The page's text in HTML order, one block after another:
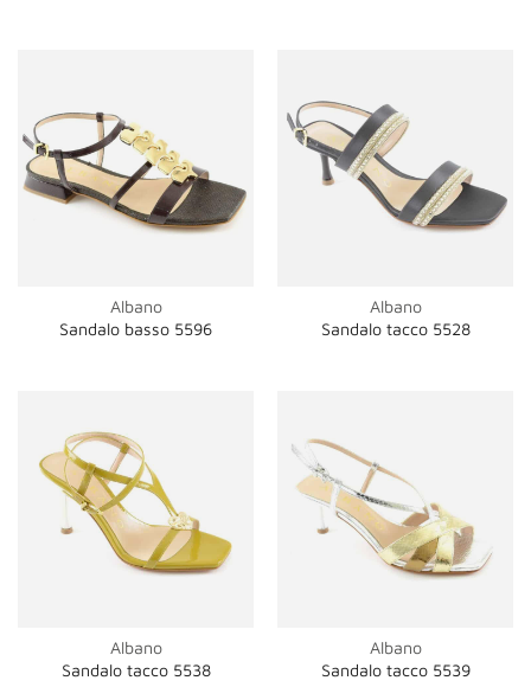
Albano
Sandalo basso 5596
Albano
Sandalo tacco 5528
Albano
Sandalo tacco 5538
Albano
Sandalo tacco 5539